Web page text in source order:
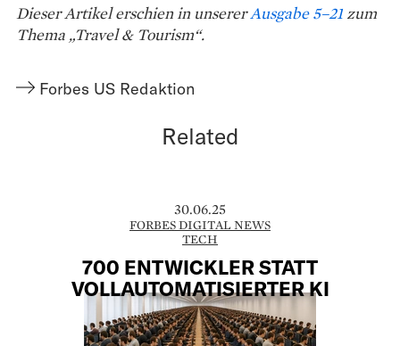
Dieser Artikel erschien in unsererAusgabe 5–21zum
Thema „Travel & Tourism“.
Forbes US Redaktion
Related
30.06.25
FORBES DIGITAL NEWS
TECH
700 ENTWICKLER STATT
VOLLAUTOMATISIERTER KI